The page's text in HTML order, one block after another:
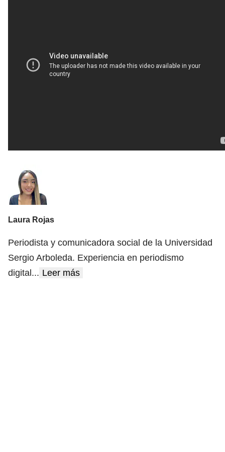
Laura Rojas
Periodista y comunicadora social de la Universidad
Sergio Arboleda. Experiencia en periodismo
digital ... Leer más